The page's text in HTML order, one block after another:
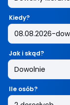
Kiedy?
Jak i skąd?
Ile osób?